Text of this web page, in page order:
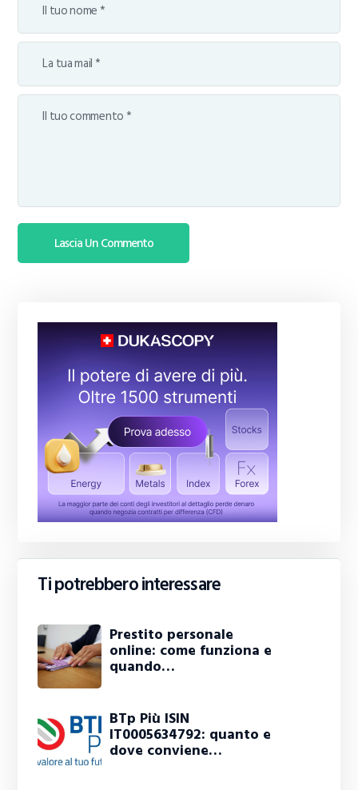
Ti potrebbero interessare
Prestito personale
online: come funziona e
quando…
BTp Più ISIN
IT0005634792: quanto e
dove conviene…